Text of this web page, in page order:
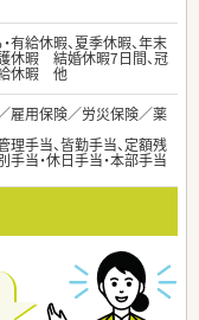
有給休暇、夏季休暇、年末
休暇 結婚休暇7日間、冠
休暇 他
雇用保険／労災保険／薬
理手当、皆勤手当、定額残
手当・休日手当・本部手当